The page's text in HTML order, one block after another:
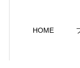
HOME